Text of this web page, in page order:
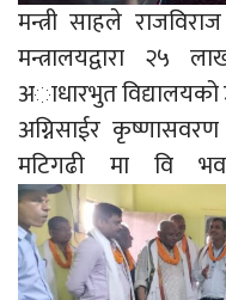
मन्त्री साहले
मन्त्रालयद्वारा २५
अाधारभुत विद्यालयको
अग्निसाईर
मटिगढी मा वि